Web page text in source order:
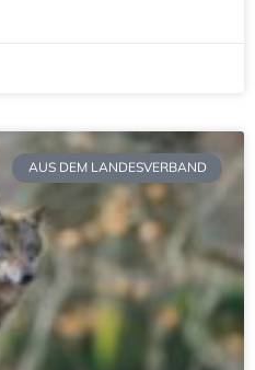
AUS DEM LANDESVERBAND